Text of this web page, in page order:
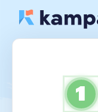
1